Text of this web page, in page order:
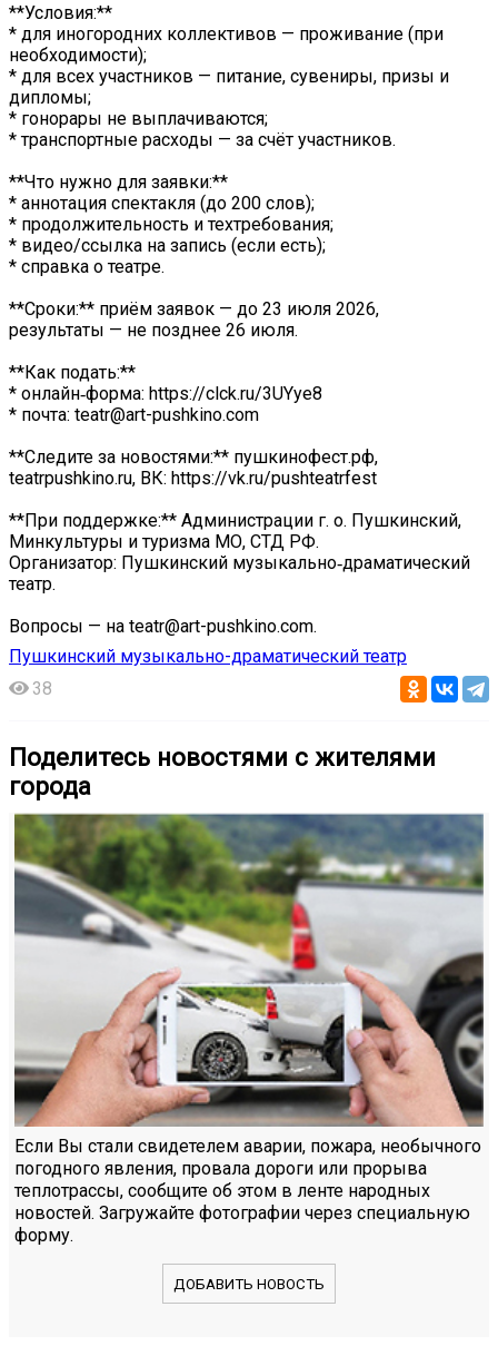
**Условия:**
* для иногородних коллективов — проживание (при
необходимости);
* для всех участников — питание, сувениры, призы и
дипломы;
* гонорары не выплачиваются;
* транспортные расходы — за счёт участников.
**Что нужно для заявки:**
* аннотация спектакля (до 200 слов);
* продолжительность и техтребования;
* видео/ссылка на запись (если есть);
* справка о театре.
**Сроки:** приём заявок — до 23 июля 2026,
результаты — не позднее 26 июля.
**Как подать:**
* онлайн‑форма: https://clck.ru/3UYye8
* почта: teatr@art-pushkino.com
**Следите за новостями:** пушкинофест.рф,
teatrpushkino.ru, ВК: https://vk.ru/pushteatrfest
**При поддержке:** Администрации г. о. Пушкинский,
Минкультуры и туризма МО, СТД РФ.
Организатор: Пушкинский музыкально‑драматический
театр.
Вопросы — на teatr@art-pushkino.com.
Пушкинский музыкально-драматический театр
38
Поделитесь новостями с жителями
города
Если Вы стали свидетелем аварии, пожара, необычного
погодного явления, провала дороги или прорыва
теплотрассы, сообщите об этом в ленте народных
новостей. Загружайте фотографии через специальную
форму.
ДОБАВИТЬ НОВОСТЬ